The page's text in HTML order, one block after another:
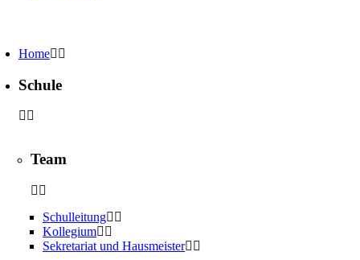
Home
Schule
Team
Schulleitung
Kollegium
Sekretariat und Hausmeister